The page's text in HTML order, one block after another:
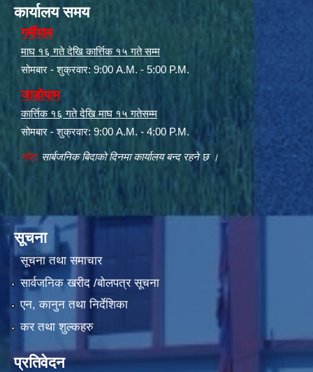
कार्यालय समय
गर्मीयाम
माघ १६ गते देखि कार्त्तिक १५ गते सम्म
सोमबार - शुक्रवार: 9:00 A.M. - 5:00 P.M.
जाडोयाम
कार्त्तिक १६ गते देखि माघ १५ गतेसम्म
सोमबार - शुक्रवार: 9:00 A.M. - 4:00 P.M.
नोट: सार्बजनिक बिदाको दिनमा कार्यालय बन्द रहने छ ।
सूचना
सूचना तथा समाचार
सार्वजनिक खरीद /बोलपत्र सूचना
एन, कानुन तथा निर्देशिका
कर तथा शुल्कहरु
प्रतिवेदन